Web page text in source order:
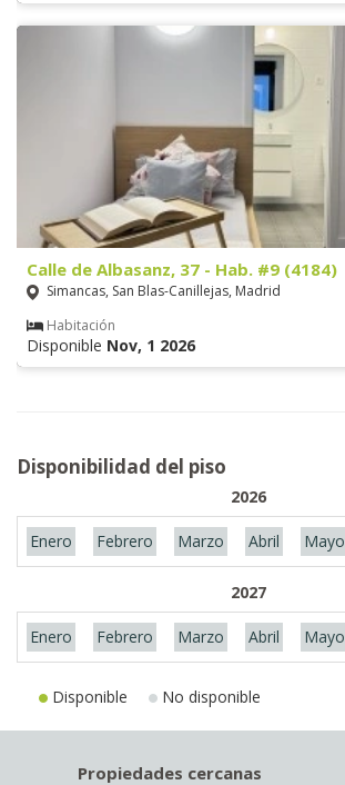
Calle de Albasanz, 37 - Hab. #9 (4184)
Simancas, San Blas-Canillejas, Madrid
Habitación
Disponible Nov, 1 2026
Disponibilidad del piso
2026
Enero Febrero Marzo Abril Mayo
2027
Enero Febrero Marzo Abril Mayo
Disponible No disponible
Propiedades cercanas